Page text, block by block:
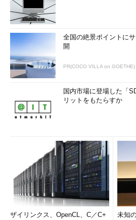
全国の絶景ポイントに
開
PR(COCO VILLA on GOETHE)
国内市場に登場した「
リットをもたらすか
ザイリンクス、OpenCL、C／C+ 未知